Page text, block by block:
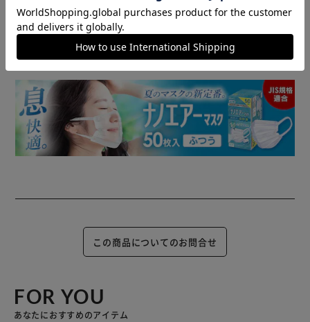
この商品についてのお問合せ
FOR YOU
あなたにおすすめのアイテム